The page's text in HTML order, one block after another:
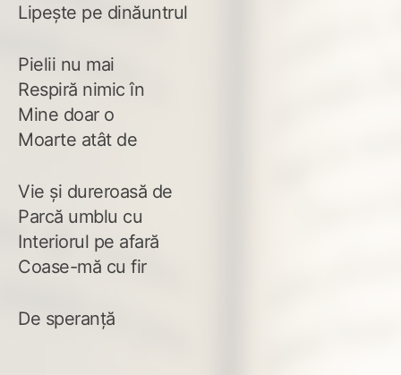
Lipește pe dinăuntrul
Pielii nu mai
Respiră nimic în
Mine doar o
Moarte atât de
Vie și dureroasă de
Parcă umblu cu
Interiorul pe afară
Coase-mă cu fir
De speranță